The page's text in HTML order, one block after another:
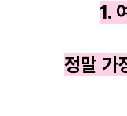
1.
정말 가